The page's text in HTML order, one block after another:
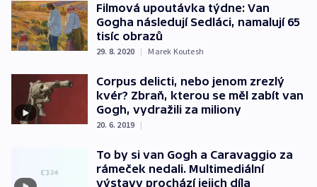
Filmová upoutávka týdne: Van
Gogha následují Sedláci, namalují 65
tisíc obrazů
29. 8. 2020 | Marek Koutesh
Corpus delicti, nebo jenom zrezlý
kvér? Zbraň, kterou se měl zabít van
Gogh, vydražili za miliony
20. 6. 2019 |
To by si van Gogh a Caravaggio za
rámeček nedali. Multimediální
výstavy prochází jejich díla